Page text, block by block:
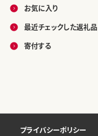
お気に入り
最近チェックした返礼品
寄付する
プライバシーポリシー